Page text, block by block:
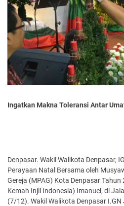
Ingatkan Makna Toleransi Antar
Denpasar. Wakil Walikota Denpasar,
Perayaan Natal Bersama oleh
Gereja (MPAG) Kota Denpasar Tahun
Kemah Injil Indonesia) Imanuel, di
(7/12). Wakil Walikota Denpasar